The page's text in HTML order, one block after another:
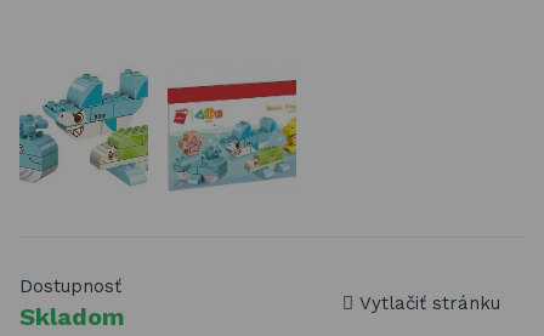
Dostupnosť
Skladom Vytlačiť stránku